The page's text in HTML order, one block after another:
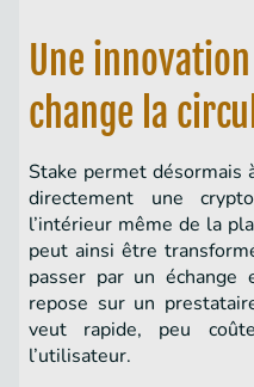
Une
change la
Stake permet désormais
directement une
l’intérieur même de la
peut ainsi être
passer par un échange
repose sur un
veut rapide, peu
l’utilisateur.